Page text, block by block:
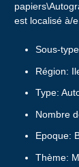
est localisé à/
Sous-
Région:
Type:
Nombre
Epoque:
Thème: